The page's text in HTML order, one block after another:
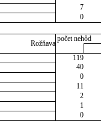
7
0
Rožňava
počet nehôd
119
40
0
11
2
1
0